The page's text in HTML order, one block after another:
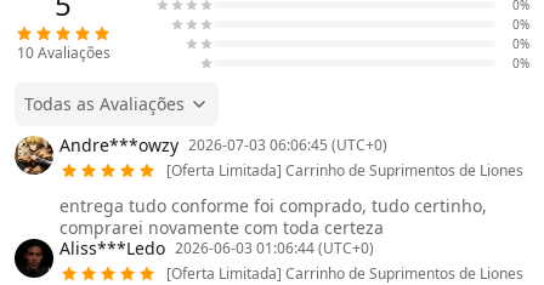
10Avaliações
0%
0%
0%
0%
Todas as Avaliações
Andre***owzy 2026-07-03 06:06:45 (UTC+0)
[Oferta Limitada] Carrinho de Suprimentos de Liones
entrega tudo conforme foi comprado, tudo certinho,
comprarei novamente com toda certeza
Aliss***Ledo 2026-06-03 01:06:44 (UTC+0)
[Oferta Limitada] Carrinho de Suprimentos de Liones